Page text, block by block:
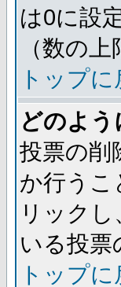
は0に設
（数の
トップに
どのよ
投票の削
か行うこ
リック
いる投票
トップに